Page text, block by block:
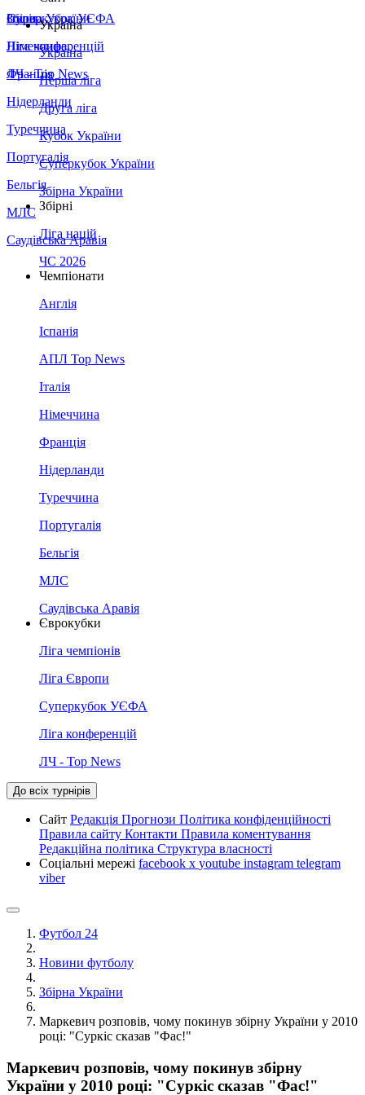
Збірна України
Італія
Німеччина
Франція
Нідерланди
Туреччина
Португалія
Бельгія
МЛС
Саудівська Аравія
Суперкубок УЄФА
Ліга конференцій
ЛЧ - Top News
Україна
Україна
Перша ліга
Друга ліга
Кубок України
Суперкубок України
Збірна України
Збірні
Ліга націй
ЧС 2026
Чемпіонати
Англія
Іспанія
АПЛ Top News
Італія
Німеччина
Франція
Нідерланди
Туреччина
Португалія
Бельгія
МЛС
Саудівська Аравія
Єврокубки
Ліга чемпіонів
Ліга Європи
Суперкубок УЄФА
Ліга конференцій
ЛЧ - Top News
До всіх турнірів
Сайт Редакція Прогнози Політика конфіденційності
Правила сайту Контакти Правила коментування
Редакційна політика Структура власності
Соціальні мережі facebook x youtube instagram telegram
viber
Футбол 24
Новини футболу
Збірна України
Маркевич розповів, чому покинув збірну України у 2010
році: "Суркіс сказав "Фас!"
Маркевич розповів, чому покинув збірну
України у 2010 році: "Суркіс сказав "Фас!"